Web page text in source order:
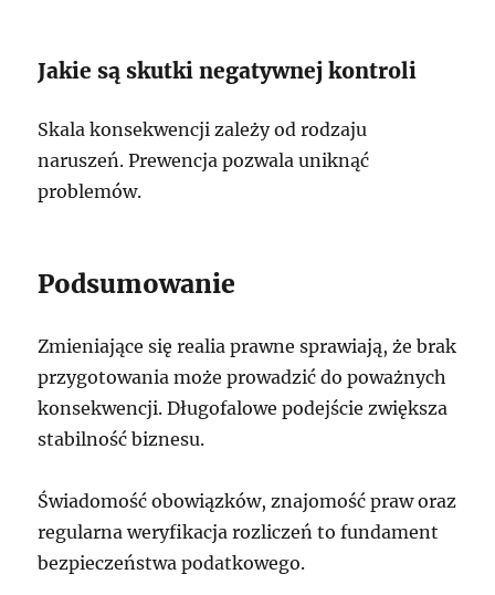
Jakie są skutki negatywnej kontroli
Skala konsekwencji zależy od rodzaju
naruszeń. Prewencja pozwala uniknąć
problemów.
Podsumowanie
Zmieniające się realia prawne sprawiają, że brak
przygotowania może prowadzić do poważnych
konsekwencji. Długofalowe podejście zwiększa
stabilność biznesu.
Świadomość obowiązków, znajomość praw oraz
regularna weryfikacja rozliczeń to fundament
bezpieczeństwa podatkowego.